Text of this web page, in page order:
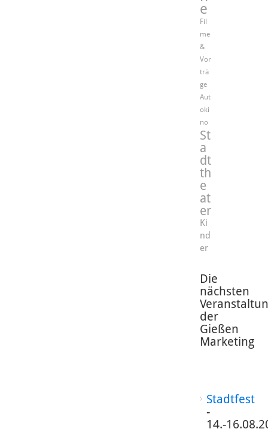
e
Fil
me
&
Vor
trä
ge
Aut
oki
no
St
a
dt
th
e
at
er
Ki
nd
er
Die
nächsten
der
Gießen
Marketing
Stadtfest
-
14.-